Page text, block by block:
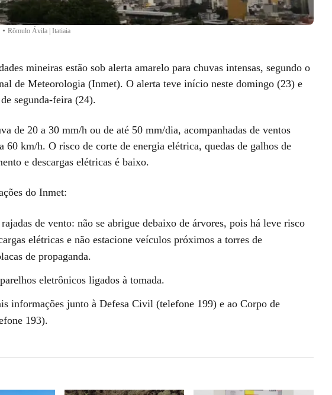
• Rômulo Ávila | Itatiaia
mineiras estão sob alerta amarelo para chuvas intensas, segundo o
de Meteorologia (Inmet). O alerta teve início neste domingo (23) e
segunda-feira (24).
de 20 a 30 mm/h ou de até 50 mm/dia, acompanhadas de ventos
60 km/h. O risco de corte de energia elétrica, quedas de galhos de
e descargas elétricas é baixo.
do Inmet:
de vento: não se abrigue debaixo de árvores, pois há leve risco
elétricas e não estacione veículos próximos a torres de
de propaganda.
eletrônicos ligados à tomada.
informações junto à Defesa Civil (telefone 199) e ao Corpo de
193).